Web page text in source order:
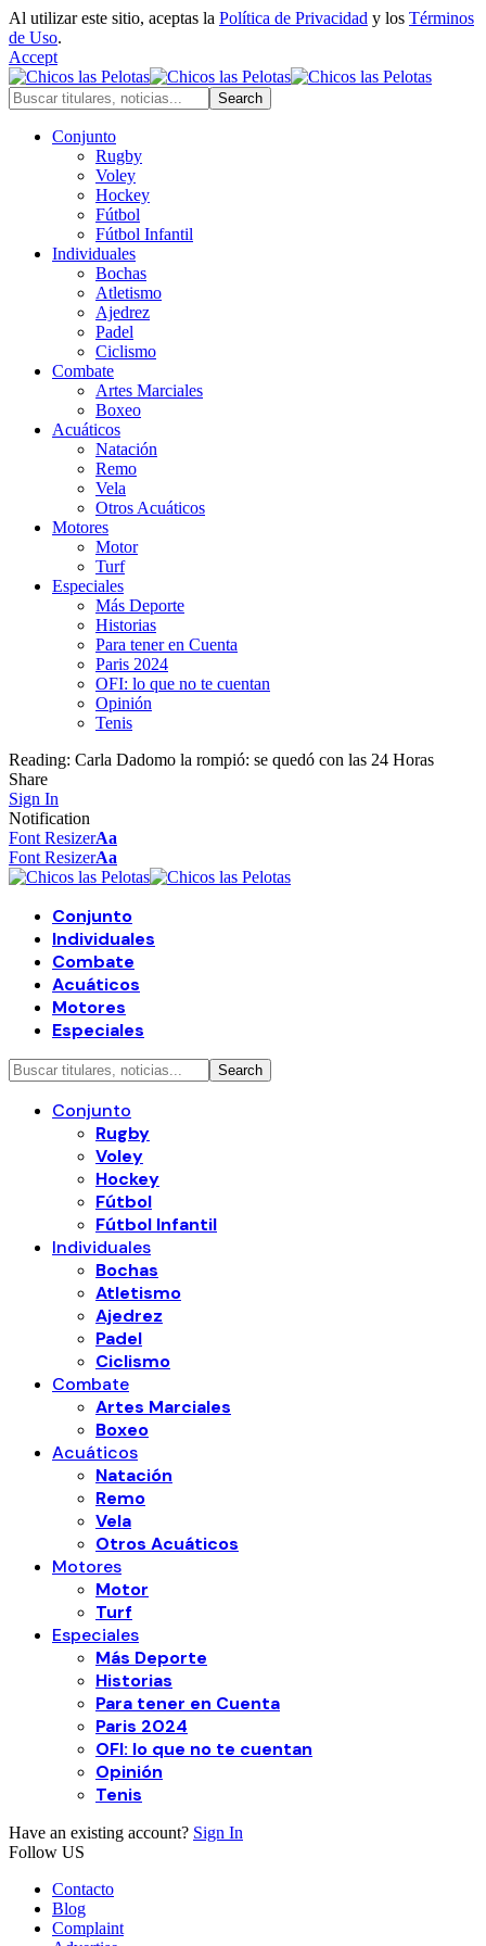
Al utilizar este sitio, aceptas la Política de Privacidad y los Términos
de Uso.
Accept
Conjunto
Rugby
Voley
Hockey
Fútbol
Fútbol Infantil
Individuales
Bochas
Atletismo
Ajedrez
Padel
Ciclismo
Combate
Artes Marciales
Boxeo
Acuáticos
Natación
Remo
Vela
Otros Acuáticos
Motores
Motor
Turf
Especiales
Más Deporte
Historias
Para tener en Cuenta
Paris 2024
OFI: lo que no te cuentan
Opinión
Tenis
Reading: Carla Dadomo la rompió: se quedó con las 24 Horas
Share
Sign In
Notification
Font ResizerAa
Font ResizerAa
Conjunto
Individuales
Combate
Acuáticos
Motores
Especiales
Conjunto
Rugby
Voley
Hockey
Fútbol
Fútbol Infantil
Individuales
Bochas
Atletismo
Ajedrez
Padel
Ciclismo
Combate
Artes Marciales
Boxeo
Acuáticos
Natación
Remo
Vela
Otros Acuáticos
Motores
Motor
Turf
Especiales
Más Deporte
Historias
Para tener en Cuenta
Paris 2024
OFI: lo que no te cuentan
Opinión
Tenis
Have an existing account? Sign In
Follow US
Contacto
Blog
Complaint